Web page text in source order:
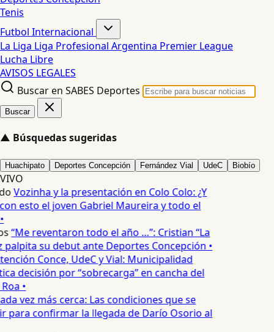
Tenis
Futbol Internacional
La Liga Liga Profesional Argentina Premier League
Lucha Libre
AVISOS LEGALES
Buscar en SABES Deportes
Buscar
▲ Búsquedas sugeridas
Huachipato Deportes Concepción Fernández Vial UdeC Biobío
VIVO
Vozinha y la presentación en Colo Colo: ¿Y
esto el joven Gabriel Maureira y todo el
“Me reventaron todo el año …”: Cristian “La
su debut ante Deportes Concepción •
Conce, UdeC y Vial: Municipalidad
decisión por “sobrecarga” en cancha del
•
vez más cerca: Las condiciones que se
para confirmar la llegada de Darío Osorio al